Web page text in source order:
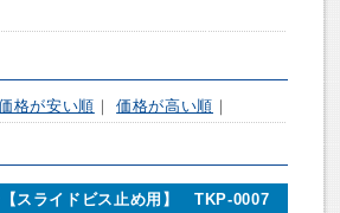
格が安い順 ｜価格が高い順 ｜
スライドビス止め用】 TKP-0007